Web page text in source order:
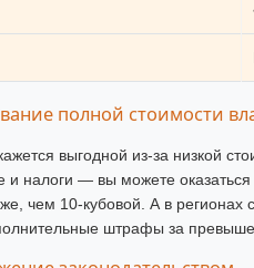
полной стоимости
выгодной из-за низкой
и налоги — вы можете
чем 10-кубовой. А в
штрафы за